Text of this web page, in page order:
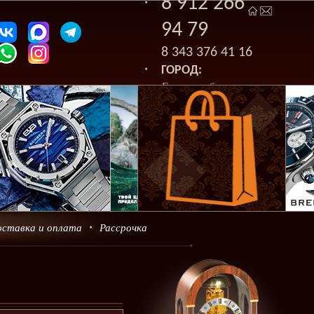
94 79
8 343 376 41 16
ГОРОД:
Екатеринбург
и оплата Рассрочка